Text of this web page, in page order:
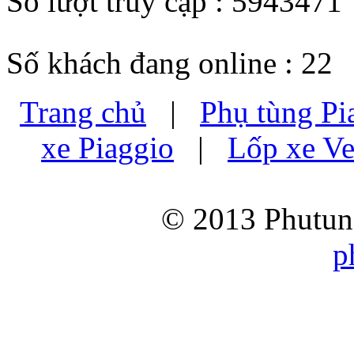
Số khách đang online : 22
Trang chủ | Phụ tùng
xe Piaggio | Lốp xe
© 2013